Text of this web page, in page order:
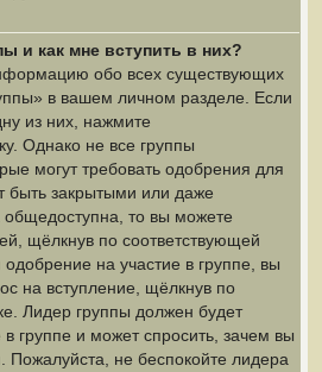
и как мне вступить в них?
обо всех существующих
в вашем личном разделе. Если
из них, нажмите
Однако не все группы
могут требовать одобрения для
быть закрытыми или даже
то вы можете
щёлкнув по соответствующей
одобрение на участие в группе, вы
на вступление, щёлкнув по
Лидер группы должен будет
группе и может спросить, зачем вы
Пожалуйста, не беспокойте лидера